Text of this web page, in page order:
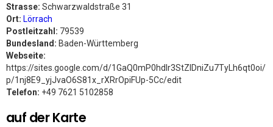
Strasse: Schwarzwaldstraße 31
Ort: Lörrach
Postleitzahl: 79539
Bundesland: Baden-Württemberg
Webseite:
https://sites.google.com/d/1GaQ0mP0hdlr3StZIDniZu7TyLh6qt0oi/
p/1nj8E9_yjJvaO6S81x_rXRrOpiFUp-5Cc/edit
Telefon: +49 7621 5102858
auf der Karte